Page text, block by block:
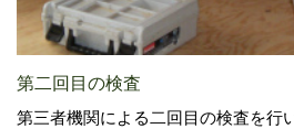
第二回目の検査
第三者機関による二回目の検査を行